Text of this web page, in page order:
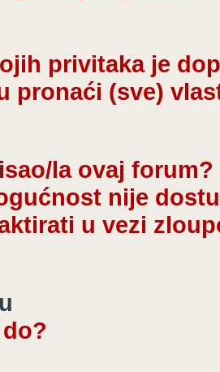
privitaka je
pronaći (sve)
la ovaj forum?
nije
u vezi